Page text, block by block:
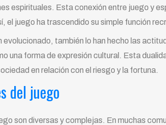
espirituales. Esta conexión entre juego y
el juego ha trascendido su simple función
evolucionado, también lo han hecho las
una forma de expresión cultural. Esta
en relación con el riesgo y la fortuna.
del juego
son diversas y complejas. En muchas